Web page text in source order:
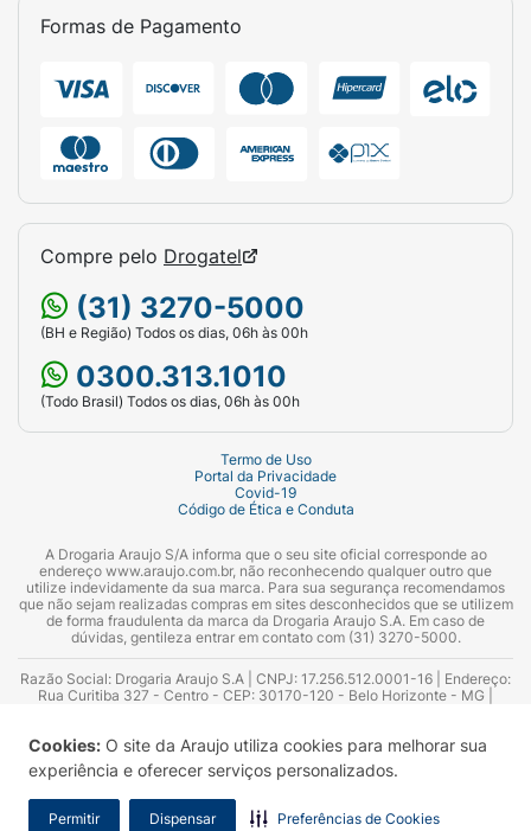
Cookies: O site da Araujo utiliza cookies para melhorar sua
experiência e oferecer serviços personalizados.
Permitir Dispensar Preferências de Cookies
Formas de Pagamento
Compre pelo Drogatel
(31) 3270-5000
(BH e Região) Todos os dias, 06h às 00h
0300.313.1010
(Todo Brasil) Todos os dias, 06h às 00h
Termo de Uso
Portal da Privacidade
Covid-19
Código de Ética e Conduta
A Drogaria Araujo S/A informa que o seu site oficial corresponde ao
endereço www.araujo.com.br, não reconhecendo qualquer outro que
utilize indevidamente da sua marca. Para sua segurança recomendamos
que não sejam realizadas compras em sites desconhecidos que se utilizem
de forma fraudulenta da marca da Drogaria Araujo S.A. Em caso de
dúvidas, gentileza entrar em contato com (31) 3270-5000.
Razão Social: Drogaria Araujo S.A | CNPJ: 17.256.512.0001-16 | Endereço:
Rua Curitiba 327 - Centro - CEP: 30170-120 - Belo Horizonte - MG |
Azevedo Guimarães – CRF 10.965 | Yasmin Silva Alvarenga – CRF 52.584 -
Consultor substituto: Thiago Aguiar Pinheiro - CRF Nº 13.748. Alvará
Sanitário: 2025020713 | Autorização de Funcionamento da Empresa (AFE):